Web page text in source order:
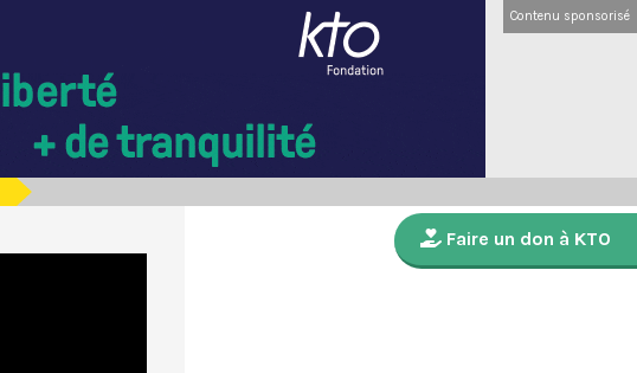
Contenu sponsorisé
Faire un don à KTO